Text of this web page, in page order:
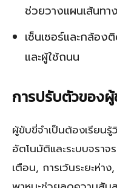
ช่วยวางแผนเส้นทาง
เซ็นเซอร์และกล้อ
และผู้ใช้ถนน
การปรับตัวของ
ผู้ขับขี่จำเป็นต้องเรียน
อัตโนมัติและระบบจรา
เตือน, การเว้นระยะห่า